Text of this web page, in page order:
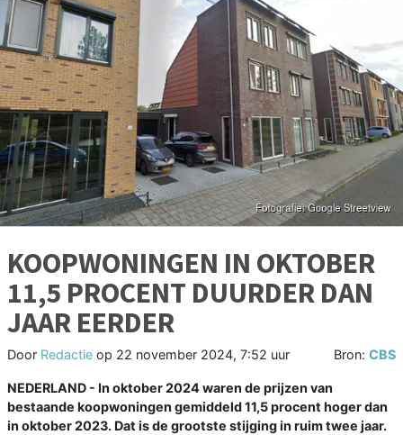
KOOPWONINGEN IN OKTOBER
11,5 PROCENT DUURDER DAN
JAAR EERDER
Door Redactie op 22 november 2024, 7:52 uur Bron: CBS
NEDERLAND - In oktober 2024 waren de prijzen van
bestaande koopwoningen gemiddeld 11,5 procent hoger dan
in oktober 2023. Dat is de grootste stijging in ruim twee jaar.